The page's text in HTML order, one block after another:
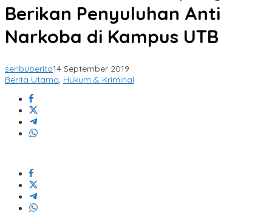
Berikan Penyuluhan Anti
Narkoba di Kampus UTB
seribuberita14 September 2019
Berita Utama, Hukum & Kriminal